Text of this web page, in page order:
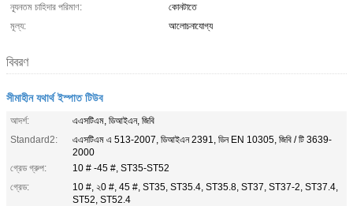
ন্যূনতম চাহিদার পরিমাণ:
কোনটাতে
মূল্য:
আলোচনাযোগ্য
বিবরণ
সীমাহীন যথার্থ ইস্পাত টিউব
আদর্শ:
এএসটিএম, ডিআইএন, জিবি
Standard2:
এএসটিএম এ 513-2007, ডিআইএন 2391, ডিন EN 10305, জিবি / টি 3639-
2000
গ্রেড গ্রুপ:
10 # -45 #, ST35-ST52
গ্রেড:
10 #, ২0 #, 45 #, ST35, ST35.4, ST35.8, ST37, ST37-2, ST37.4,
ST52, ST52.4